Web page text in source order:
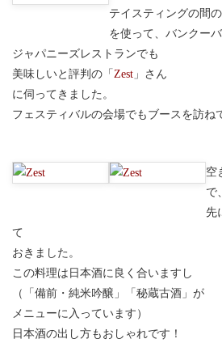
テイスティングの間
を使って、バンクー
ジャパニーズレストランでも
美味しいと評判の「 Zest 」さん
に伺ってきました。
フェスティバルの会場でもブースを訪ね
空
で、
先
て
おきました。
この料理は日本酒に良く合いますし
（「備前・純米吟醸」「秘蔵古酒」が
メニューに入っています）
日本酒の出し方もおしゃれです！